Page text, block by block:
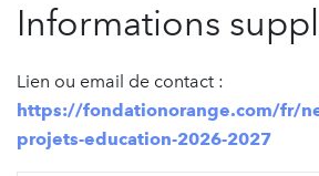
Informations
Lien ou email de contact :
https://fondationorange.com/fr/
projets-education-2026-2027